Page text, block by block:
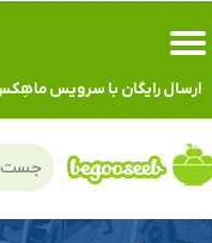
حساب کاربری من
تغییر گذر واژه
سفارشات
خروج از حساب کاربری
ارسال رایگان با سرویس ماهِکس، برای